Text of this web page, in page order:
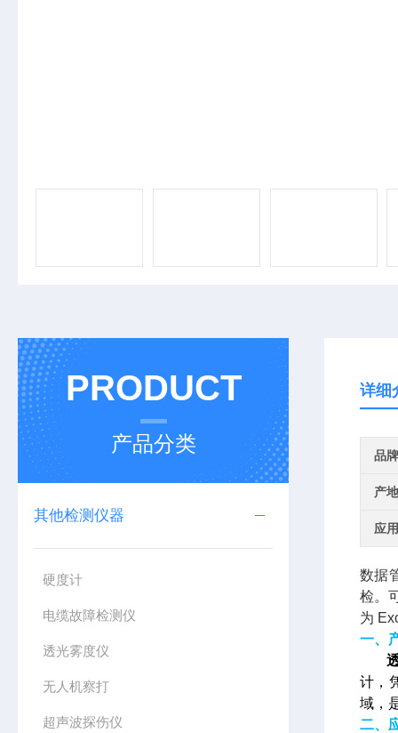
PRODUCT
产品分类
其他检测仪器
硬度计
电缆故障检测仪
透光雾度仪
无人机察打
超声波探伤仪
详细
品牌
产
应
数据
检。
为
一、
计，
域，
二、